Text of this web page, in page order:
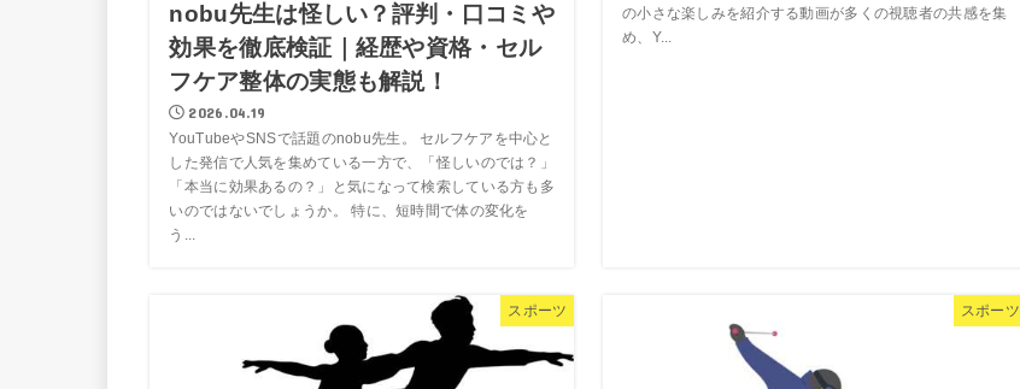
nobu先生は怪しい？評判・口コミや
効果を徹底検証｜経歴や資格・セル
フケア整体の実態も解説！
2026.04.19
YouTubeやSNSで話題のnobu先生。 セルフケアを中心と
した発信で人気を集めている一方で、「怪しいのでは？」
「本当に効果あるの？」と気になって検索している方も多
いのではないでしょうか。 特に、短時間で体の変化を
う...
の小さな楽しみを紹介する動画が多くの視聴者の共感を集
め、Y...
スポーツ スポーツ